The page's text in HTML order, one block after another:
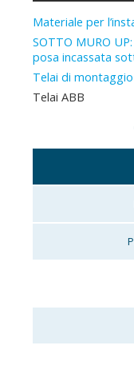
Materiale per
SOTTO MURO
posa incassata
Telai di
Telai ABB